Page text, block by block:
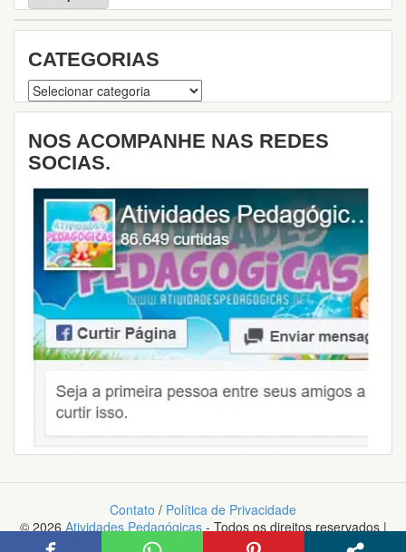
u
i
a
CATEGORIAS
Categorias
NOS ACOMPANHE NAS REDES
SOCIAS.
Contato / Política de Privacidade
© 2026 Atividades Pedagógicas- Todos os direitos reservados |
Desenvolvido orgulhosamente com Wordpress